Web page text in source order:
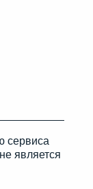
сервиса
является